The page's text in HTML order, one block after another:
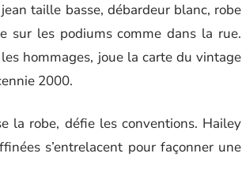
taille basse, débardeur blanc, robe
sur les podiums comme dans la rue.
hommages, joue la carte du vintage
2000.
la robe, défie les conventions. Hailey
s’entrelacent pour façonner une